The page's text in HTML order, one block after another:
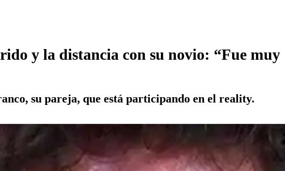
y la distancia con su novio: “Fue muy
su pareja, que está participando en el reality.